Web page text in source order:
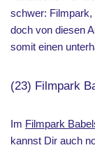
schwer: Filmpark,
doch von diesen
somit einen
(23) Filmpark
Im Filmpark
kannst Dir auch